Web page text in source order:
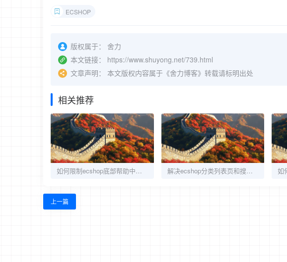
ECSHOP
版权属于：
舍力
本文链接：
https://www.shuyong.net/739.html
文章声明：
本文版权内容属于《舍力博客》转载请标明出处
相关推荐
如何限制ecshop底部帮助中心文章条数(help.lbi) 解决ecshop分类列表页和搜索页面出现空白商品
上一篇